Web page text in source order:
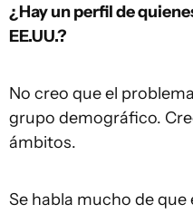
¿Hay un perfil de
EE.UU.?
No creo que el
grupo demográfico.
ámbitos.
Se habla mucho de